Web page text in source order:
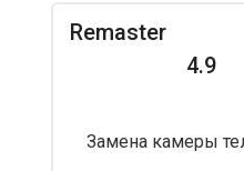
Remaster
4.9
Замена камеры